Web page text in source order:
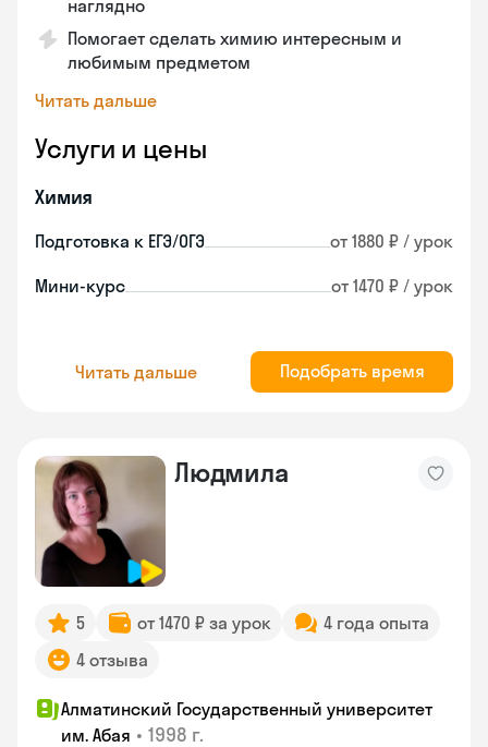
наглядно
Помогает сделать химию интересным и
любимым предметом
Читать дальше
Услуги и цены
Химия
Подготовка к ЕГЭ/ОГЭ от 1880 ₽ / урок
Мини-курс от 1470 ₽ / урок
Читать дальше Подобрать время
Людмила
5 от 1470 ₽ за урок
4 года опыта
4 отзыва
Алматинский Государственный университет
им. Абая • 1998 г.